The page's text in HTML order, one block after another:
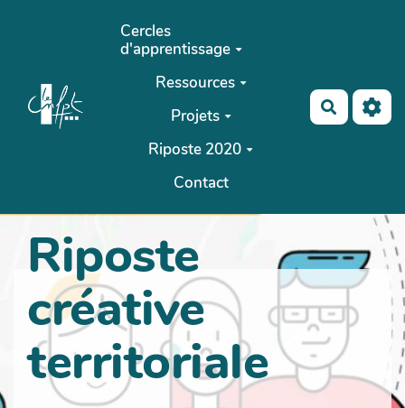
Aller au contenu principal
Cercles
d'apprentissage
Ressources
Projets
Riposte 2020
Contact
Riposte
créative
territoriale